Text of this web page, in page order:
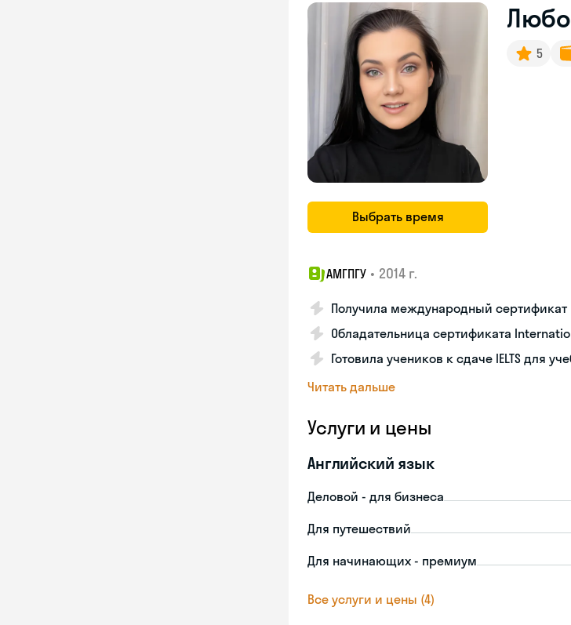
Выбрать время
5
АМГПГУ • 2014 г.
Получила международный сертификат
Обладательница сертификата
Готовила учеников к сдаче IELTS для
Читать дальше
Услуги и цены
Английский язык
Деловой - для бизнеса
Для путешествий
Для начинающих - премиум
Все услуги и цены (4)